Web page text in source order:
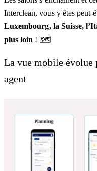
Interclean, vous y êtes peut-
Luxembourg, la Suisse,
plus loin ! 🗺️
La vue mobile évolue
agent